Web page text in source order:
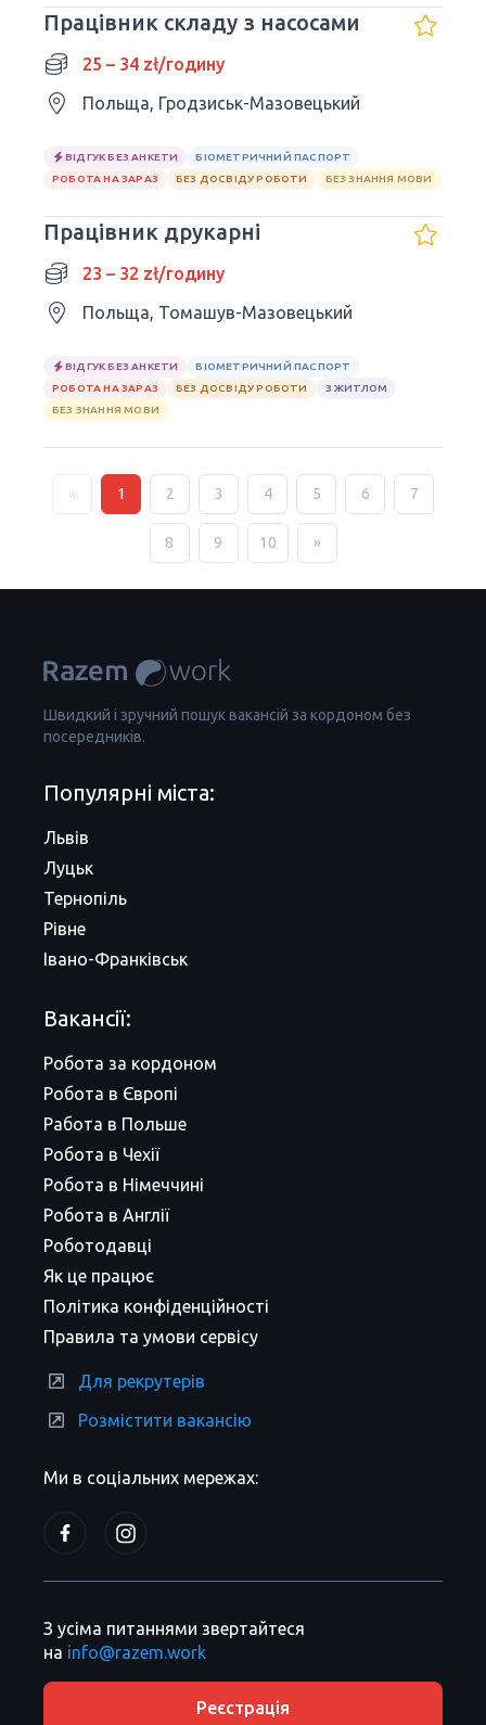
Працівник складу з насосами
25 – 34 zł/годину
Польща, Гродзиськ-Мазовецький
ВІДГУК БЕЗ АНКЕТИ
БІОМЕТРИЧНИЙ ПАСПОРТ
РОБОТА НА ЗАРАЗ
БЕЗ ДОСВІДУ РОБОТИ БЕЗ ЗНАННЯ МОВИ
Працівник друкарні
23 – 32 zł/годину
Польща, Томашув-Мазовецький
ВІДГУК БЕЗ АНКЕТИ
БІОМЕТРИЧНИЙ ПАСПОРТ
РОБОТА НА ЗАРАЗ
БЕЗ ДОСВІДУ РОБОТИ
З ЖИТЛОМ
БЕЗ ЗНАННЯ МОВИ
« 1 2 3 4 5 6 7
8 9 10 »
Швидкий і зручний пошук вакансій за кордоном без
посередників.
Ми в соціальних мережах:
Популярні міста:
Львів
Луцьк
Тернопіль
Рівне
Івано-Франківськ
Вакансії:
Робота за кордоном
Робота в Європі
Работа в Польше
Робота в Чехії
Робота в Німеччині
Робота в Англії
Роботодавці
Як це працює
Політика конфіденційності
Правила та умови сервісу
Для рекрутерів
Розмістити вакансію
З усіма питаннями звертайтеся
на info@razem.work
Реєстрація